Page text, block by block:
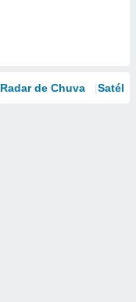
Radar de Chuva